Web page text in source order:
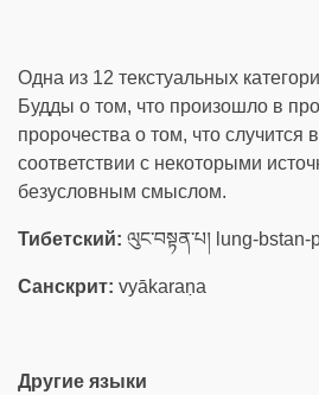
Одна из 12 текстуальных
Будды о том, что произошло в
пророчества о том, что случится
соответствии с некоторыми
безусловным смыслом.
Тибетский: ལུང་བསྟན་པ། lung-bstan-
Санскрит: vyākaraṇa
Другие языки